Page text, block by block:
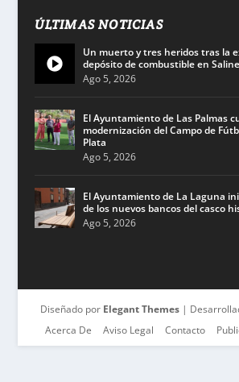
ÚLTIMAS NOTICIAS
Un muerto y tres heridos tras la
depósito de combustible en
Ago 5, 2026
El Ayuntamiento de Las Palmas
modernización del Campo de
Plata
Ago 5, 2026
El Ayuntamiento de La Laguna
de los nuevos bancos del casco
Ago 5, 2026
Diseñado por Elegant Themes|
Acerca De
Aviso Legal Contacto